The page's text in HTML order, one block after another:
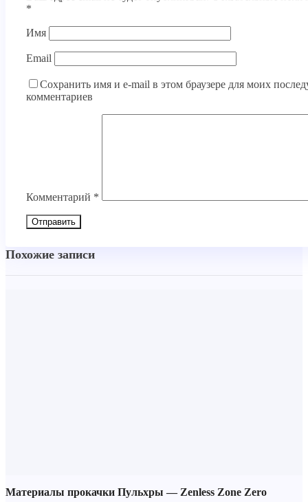
*
Имя
Email
Сохранить имя и e-mail в этом браузере для моих
комментариев
Комментарий *
Похожие записи
Материалы прокачки Пульхры — Zenless Zone Zero